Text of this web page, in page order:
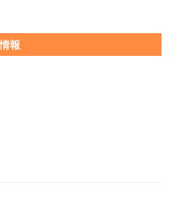
報